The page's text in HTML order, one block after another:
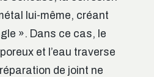
lui-même, créant
». Dans ce cas, le
et l’eau traverse
de joint ne